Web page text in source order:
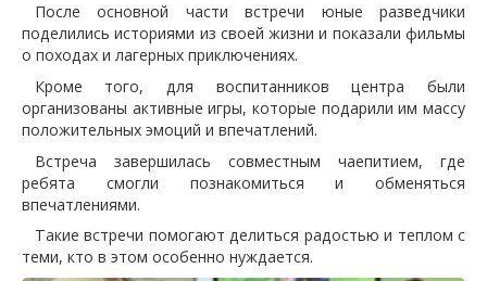
После основной части встречи юные разведчики
поделились историями из своей жизни и показали фильмы
о походах и лагерных приключениях.
Кроме того, для воспитанников центра были
организованы активные игры, которые подарили им массу
положительных эмоций и впечатлений.
Встреча завершилась совместным чаепитием, где
ребята смогли познакомиться и обменяться
впечатлениями.
Такие встречи помогают делиться радостью и теплом с
теми, кто в этом особенно нуждается.